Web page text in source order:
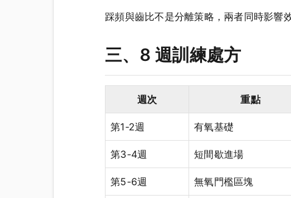
踩頻與齒比不是分離策略，兩者同時影響
三、8 週訓練處方
週次 重點
第1-2週 有氧基礎
第3-4週 短間歇進場
第5-6週 無氧門檻區塊